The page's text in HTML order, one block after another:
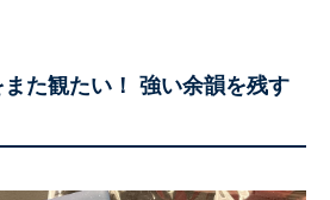
た観たい！ 強い余韻を残す